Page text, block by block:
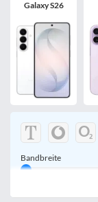
Galaxy S26
Bandbreite